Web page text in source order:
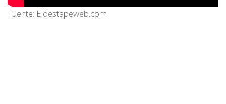
Fuente: Eldestapeweb.com